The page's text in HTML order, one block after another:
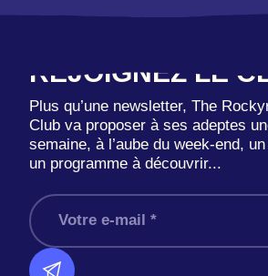
REJOIGNEZ LE
Plus qu’une newsletter, The
Club va proposer à ses adeptes
semaine, à l’aube du week-end,
un programme à découvrir...